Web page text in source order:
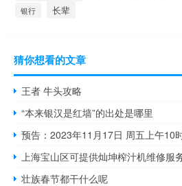
银行 长辈
猜你想看的文章
王者 牛头攻略
“本来银汉是红墙”的出处是哪里
上海宝山区可提供灿坤榨汁机维修服
壮族春节都干什么呢